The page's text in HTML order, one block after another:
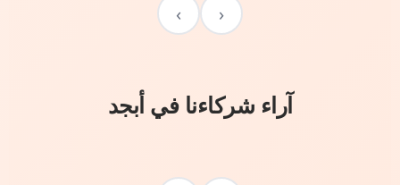
‹
›
آراء شركاءنا في أبجد